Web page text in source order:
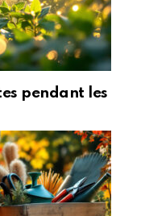
pendant les